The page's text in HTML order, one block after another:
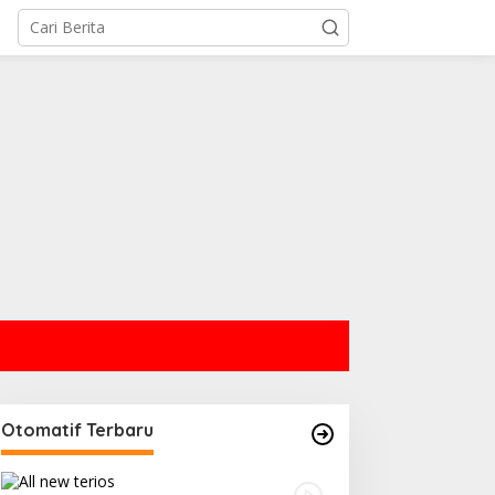
Otomatif Terbaru